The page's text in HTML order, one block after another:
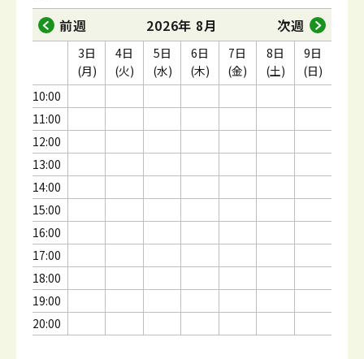
前週 2026年 8月 次週
10:00
11:00
12:00
13:00
14:00
15:00
16:00
17:00
18:00
19:00
20:00
3日
(月)
4日
(火)
5日
(水)
6日
(木)
7日
(金)
8日
(土)
9日
(日)